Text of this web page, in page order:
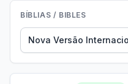
BÍBLIAS / BIBLES
Nova Versão